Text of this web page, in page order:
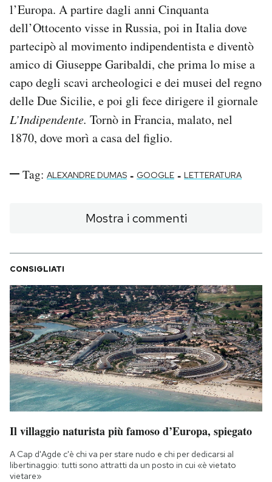
l’Europa. A partire dagli anni Cinquanta
dell’Ottocento visse in Russia, poi in Italia dove
partecipò al movimento indipendentista e diventò
amico di Giuseppe Garibaldi, che prima lo mise a
capo degli scavi archeologici e dei musei del regno
delle Due Sicilie, e poi gli fece dirigere il giornale
L’Indipendente. Tornò in Francia, malato, nel
1870, dove morì a casa del figlio.
Tag: ALEXANDRE DUMAS - GOOGLE - LETTERATURA
Mostra i commenti
CONSIGLIATI
Il villaggio naturista più famoso d’Europa, spiegato
A Cap d'Agde c'è chi va per stare nudo e chi per dedicarsi al
libertinaggio: tutti sono attratti da un posto in cui «è vietato
vietare»